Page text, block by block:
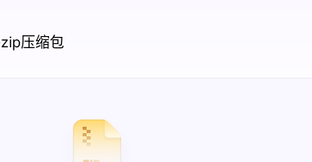
压缩包